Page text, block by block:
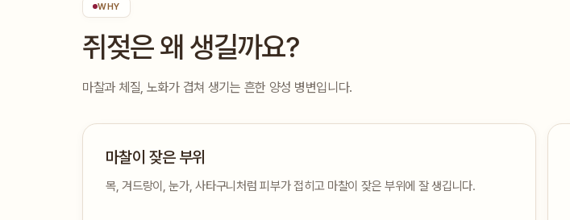
WHY
쥐젖은 왜 생길까요?
마찰과 체질, 노화가 겹쳐 생기는 흔한 양성 병변입니다.
마찰이 잦은 부위
목, 겨드랑이, 눈가, 사타구니처럼 피부가 접히고 마찰이 잦은 부위에 잘 생깁니다.